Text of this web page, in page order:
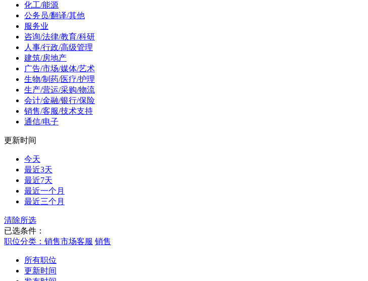
化工/能源
公务员/翻译/其他
服务业
咨询/法律/教育/科研
人事/行政/高级管理
建筑/房地产
广告/市场/媒体/艺术
生物/制药/医疗/护理
生产/营运/采购/物流
会计/金融/银行/保险
销售/客服/技术支持
通信/电子
更新时间
今天
最近3天
最近7天
最近一个月
最近三个月
清除所选
已选条件：
职位分类：销售市场客服 销售
所有职位
更新时间